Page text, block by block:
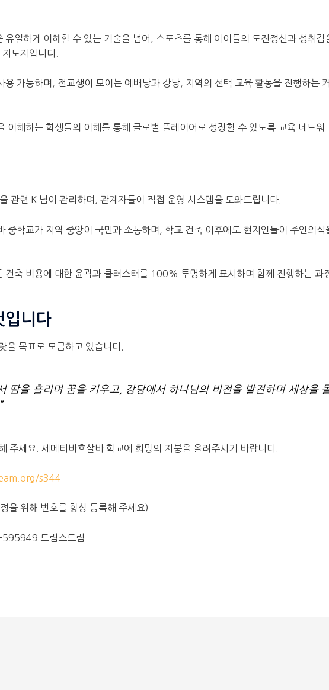
일하게 이해할 수 있는 기술을 넘어, 스포츠를 통해 아이들의 도전정신과 성취감
도자입니다.
가능하며, 전교생이 모이는 예배당과 강당, 지역의 선택 교육 활동을 진행하는
이해하는 학생들의 이해를 통해 글로벌 플레이어로 성장할 수 있도록 교육 네트워
관련 K 님이 관리하며, 관계자들이 직접 운영 시스템을 도와드립니다.
중학교가 지역 중앙이 국민과 소통하며, 학교 건축 이후에도 현지인들이 주인의식
축 비용에 대한 윤곽과 클러스터를 100% 투명하게 표시하며 함께 진행하는 과
입니다
을 목표로 모금하고 있습니다.
땀을 흘리며 꿈을 키우고, 강당에서 하나님의 비전을 발견하며 세상을
주세요. 세메타바흐살바 학교에 희망의 지붕을 올려주시기 바랍니다.
s344
을 위해 번호를 항상 등록해 주세요)
드림스드림